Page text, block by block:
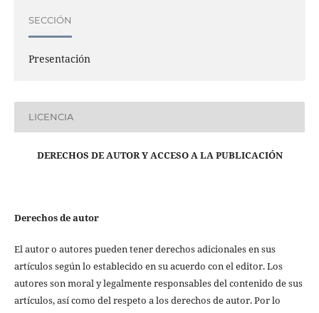
SECCIÓN
Presentación
LICENCIA
DERECHOS DE AUTOR Y ACCESO A LA PUBLICACIÓN
Derechos de autor
El autor o autores pueden tener derechos adicionales en sus
artículos según lo establecido en su acuerdo con el editor. Los
autores son moral y legalmente responsables del contenido de sus
artículos, así como del respeto a los derechos de autor. Por lo